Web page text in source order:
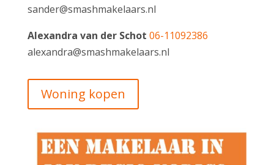
sander@smashmakelaars.nl
Alexandra van der Schot 06-11092386
alexandra@smashmakelaars.nl
Woning kopen